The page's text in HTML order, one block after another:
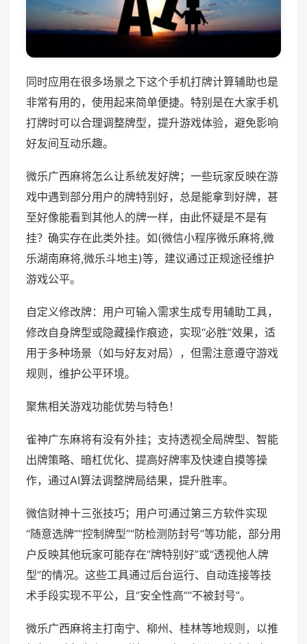
同时应用在很多场景之下这个手机打牌计算辅助也是
非常有用的，使用起来简单便捷。特别是在大家手机
打牌时可以合理调整牌型，提升游戏体验，避免影响
好友间互动乐趣。
微乐广西麻将怎么让系统发好牌；一些玩家反映在游
戏中遇到部分用户的牌特别好，总是能拿到好牌，甚
至好像能看到其他人的牌一样，由此怀疑是不是有
挂？确实存在此类外挂。如(微信小程序微乐麻将,微
乐湖南麻将,微乐斗地主)等，建议通过正规途径维护
游戏公平。
自定义修改牌：用户可输入需求生成专用辅助工具，
修改自身牌型或隐藏操作痕迹，实现“必胜”效果，适
用于多种场景（如与好友对局），但需注意遵守游戏
规则，维护公平环境。
聚焦相关游戏功能优势与特色！
雀神广东麻将有没有外挂；支持透视全局牌型、智能
出牌策略、暗杠优化、提高好牌率及快速自摸等操
作，通过AI算法调整牌局结果，提升胜率。
微信财神十三张技巧；用户可通过第三方软件实现
“随意选牌”“控制牌型”“防检测防封号”等功能，部分用
户反映其他玩家可能存在“牌特别好”或“透视他人牌
型”的情况。这些工具通过后台运行、自动连接等技
术手段实现不平公，且“安全性高”“不被封号”。
微乐广西麻将主打南宁、柳州、桂林等地规则，以推